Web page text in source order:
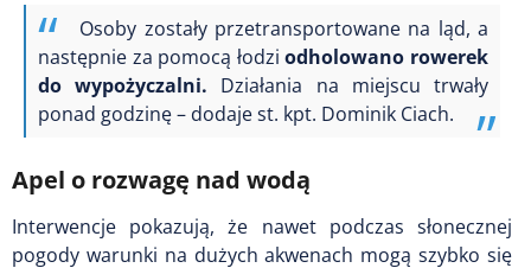
Osoby zostały przetransportowane na ląd, a
następnie za pomocą łodzi odholowano rowerek
do wypożyczalni. Działania na miejscu trwały
ponad godzinę – dodaje st. kpt. Dominik Ciach.
Apel o rozwagę nad wodą
Interwencje pokazują, że nawet podczas słonecznej
pogody warunki na dużych akwenach mogą szybko się